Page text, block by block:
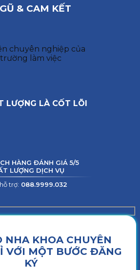
& CAM KẾT
chuyên nghiệp của
làm việc
LƯỢNG LÀ CỐT LÕI
HÀNG ĐÁNH GIÁ 5/5
LƯỢNG DỊCH VỤ
trợ: 088.9999.032
NHA KHOA CHUYÊN
VỚI MỘT BƯỚC ĐĂNG
KÝ